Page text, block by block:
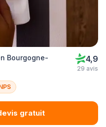
Bourgogne-
4,9
29 avis
gratuit